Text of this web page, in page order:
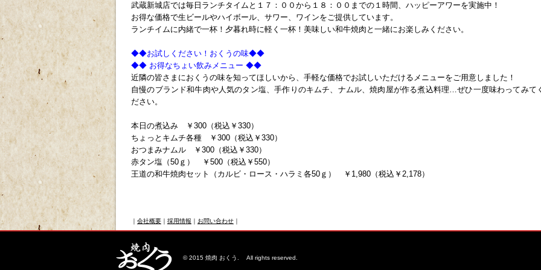
武蔵新城店では毎日ランチタイムと１７：００から１８：００までの１時間、ハッピーアワーを実施中！
お得な価格で生ビールやハイボール、サワー、ワインをご提供しています。
ランチイムに内緒で一杯！夕暮れ時に軽く一杯！美味しい和牛焼肉と一緒にお楽しみください。
◆◆お試しください！おくうの味◆◆
◆◆ お得なちょい飲みメニュー ◆◆
近隣の皆さまにおくうの味を知ってほしいから、手軽な価格でお試しいただけるメニューをご用意しました！
自慢のブランド和牛肉や人気のタン塩、手作りのキムチ、ナムル、焼肉屋が作る煮込料理…ぜひ一度味わってみて
ださい。
本日の煮込み ￥300（税込￥330）
ちょっとキムチ各種 ￥300（税込￥330）
おつまみナムル ￥300（税込￥330）
赤タン塩（50ｇ） ￥500（税込￥550）
王道の和牛焼肉セット（カルビ・ロース・ハラミ各50ｇ） ￥1,980（税込￥2,178）
｜ 会社概要 ｜ 採用情報 ｜ お問い合わせ ｜
© 2015 焼肉 おくう. All rights reserved.